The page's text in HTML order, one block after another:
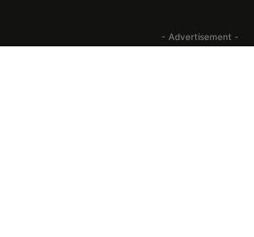
- Advertisement -